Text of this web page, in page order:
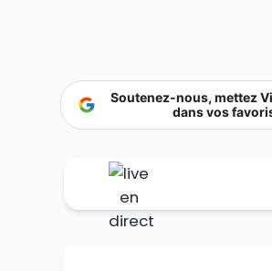
Soutenez-nous, mettez
dans vos